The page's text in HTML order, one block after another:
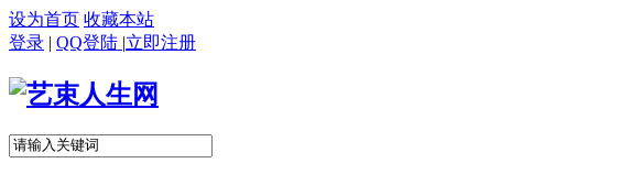
设为首页 收藏本站
登录 | QQ登陆 |立即注册